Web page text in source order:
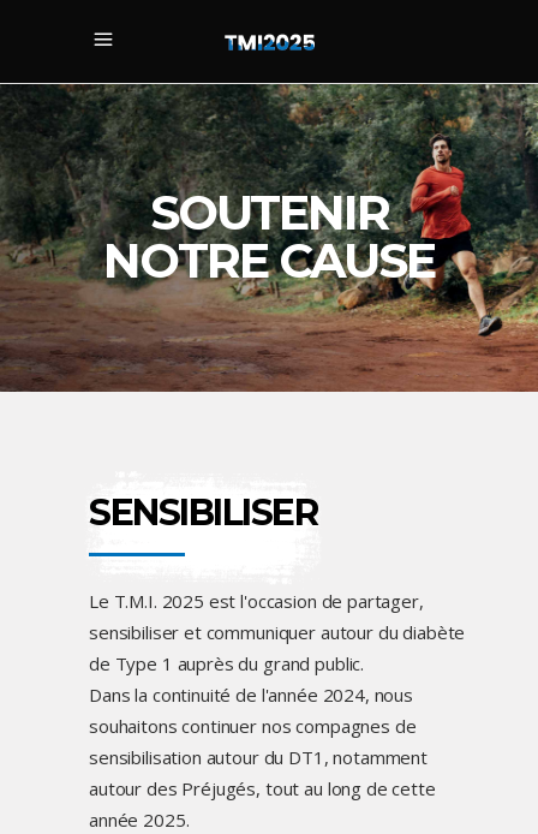
SOUTENIR
NOTRE CAUSE
SENSIBILISER
Le T.M.I. 2025 est l'occasion de partager,
sensibiliser et communiquer autour du diabète
de Type 1 auprès du grand public.
Dans la continuité de l'année 2024, nous
souhaitons continuer nos compagnes de
sensibilisation autour du DT1, notamment
autour des Préjugés, tout au long de cette
année 2025.